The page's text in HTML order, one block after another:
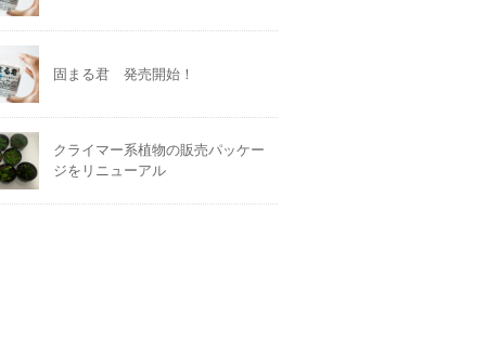
固まる君 発売開始！
クライマー系植物の販売パッケー
ジをリニューアル